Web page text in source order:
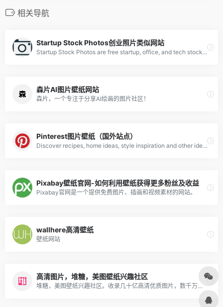
相关导航
Startup Stock Photos创业照片类似网站
Startup Stock Photos are free startup, office, and tech stock photos ready for your next project. Used by millions. Make something awesome.
森片AI图片壁纸网站
森片，一个专注于分享AI绘画的图片社区！
Pinterest图片壁纸（国外站点）
Discover recipes, home ideas, style inspiration and other ideas to try.
Pixabay壁纸官网-如何利用壁纸获得更多粉丝及收益
Pixabay官网是一个提供免费图片、插画和视频素材的网站。
wallhere高清壁纸
壁纸网站
高清图片，堆糖，美图壁纸兴趣社区
堆糖，美图壁纸兴趣社区。收录几十亿高清优质图片，数千万用户的珍藏分享，一键收藏下载美图，点亮生活无限灵感，做你的美好研究所：拥有高清壁纸、情侣头像、明星爱豆、影视动漫、情感文字、表情包、绘画手帐、P图教程、美妆穿搭、歌词台词、可爱萌宠等多种图片分类。你想要的风景壁纸、聊天背景、朋友圈背景、动漫头像都可以在这里找到。